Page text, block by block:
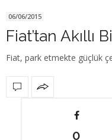
06/06/2015
Fiat’tan Akıllı
Fiat, park etmekte güçlük
0